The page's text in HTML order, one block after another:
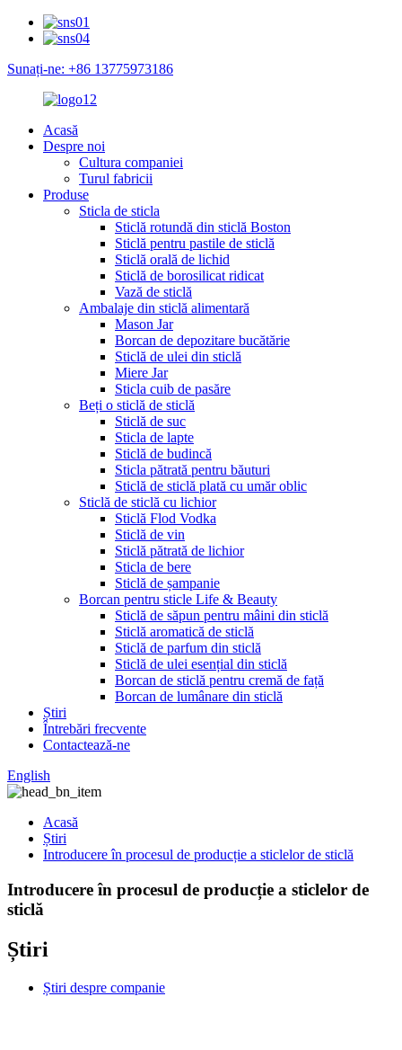
Sunați-ne: +86 13775973186
Acasă
Despre noi
Cultura companiei
Turul fabricii
Produse
Sticla de sticla
Sticlă rotundă din sticlă Boston
Sticlă pentru pastile de sticlă
Sticlă orală de lichid
Sticlă de borosilicat ridicat
Vază de sticlă
Ambalaje din sticlă alimentară
Mason Jar
Borcan de depozitare bucătărie
Sticlă de ulei din sticlă
Miere Jar
Sticla cuib de pasăre
Beți o sticlă de sticlă
Sticlă de suc
Sticla de lapte
Sticlă de budincă
Sticla pătrată pentru băuturi
Sticlă de sticlă plată cu umăr oblic
Sticlă de sticlă cu lichior
Sticlă Flod Vodka
Sticlă de vin
Sticlă pătrată de lichior
Sticla de bere
Sticlă de șampanie
Borcan pentru sticle Life & Beauty
Sticlă de săpun pentru mâini din sticlă
Sticlă aromatică de sticlă
Sticlă de parfum din sticlă
Sticlă de ulei esențial din sticlă
Borcan de sticlă pentru cremă de față
Borcan de lumânare din sticlă
Știri
Întrebări frecvente
Contactează-ne
English
Acasă
Știri
Introducere în procesul de producție a sticlelor de sticlă
Introducere în procesul de producție a sticlelor de
sticlă
Știri
Știri despre companie